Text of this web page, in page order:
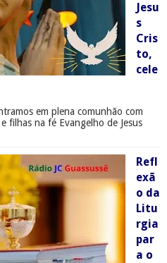
Jesu
s
Cris
to,
cele
em plena comunhão com
filhas na fé Evangelho de Jesus
Refl
exã
o da
Litu
rgia
par
a o